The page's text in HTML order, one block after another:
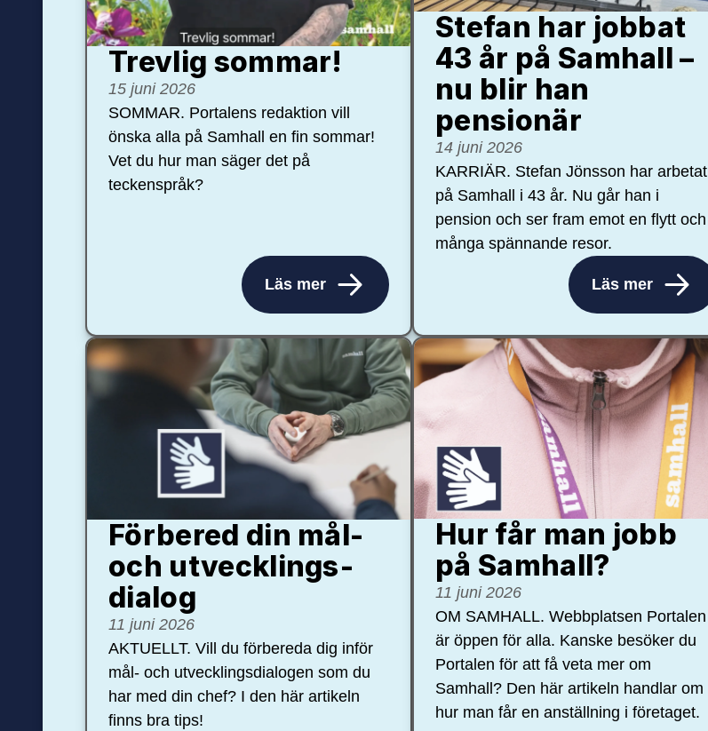
Trevlig sommar!
15 juni 2026
SOMMAR. Portalens redaktion vill
önska alla på Samhall en fin sommar!
Vet du hur man säger det på
teckenspråk?
Läs mer
Stefan har jobbat
43 år på Samhall –
nu blir han
pensionär
14 juni 2026
KARRIÄR. Stefan Jönsson har arbetat
på Samhall i 43 år. Nu går han i
pension och ser fram emot en flytt och
många spännande resor.
Läs mer
Förbered din mål-
och ut­veck­lings­
dialog
11 juni 2026
AKTUELLT. Vill du förbereda dig inför
mål- och utvecklingsdialogen som du
har med din chef? I den här artikeln
finns bra tips!
Hur får man jobb
på Samhall?
11 juni 2026
OM SAMHALL. Webbplatsen Portalen
är öppen för alla. Kanske besöker du
Portalen för att få veta mer om
Samhall? Den här artikeln handlar om
hur man får en anställning i företaget.